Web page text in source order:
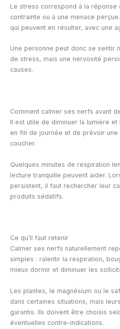
Le stress correspond à la réponse
contrainte ou à une menace
qui peuvent en résulter, avec une
Une personne peut donc se sentir
de stress, mais une nervosité
causes.
Comment calmer ses nerfs avant
Il est utile de diminuer la lumière et
en fin de journée et de prévoir une
coucher.
Quelques minutes de respiration
lecture tranquille peuvent aider.
persistent, il faut rechercher leur
produits sédatifs.
Ce qu’il faut retenir
Calmer ses nerfs naturellement
simples : ralentir la respiration,
mieux dormir et diminuer les
Les plantes, le magnésium ou le
dans certaines situations, mais
garantis. Ils doivent être choisis
éventuelles contre-indications.